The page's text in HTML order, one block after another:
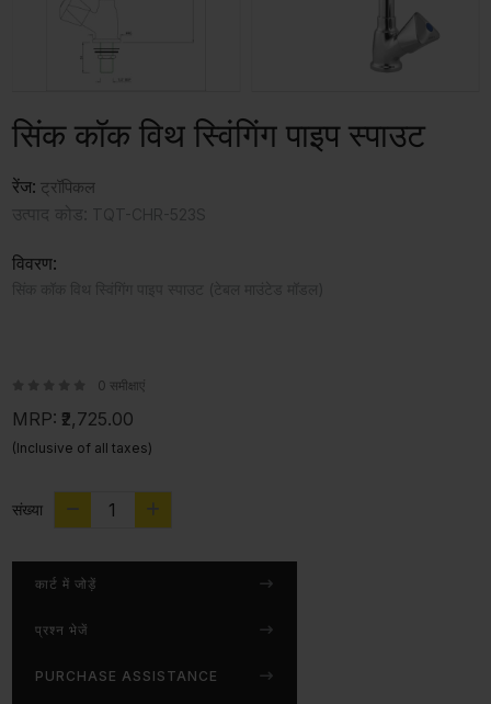
सिंक कॉक विथ स्विंगिंग पाइप स्पाउट
रेंज: ट्रॉपिकल
विवरण:
0 समीक्षाएं
MRP: ₹2,725.00
(Inclusive of all taxes)
संख्या
कार्ट में जोड़ें
प्रश्न भेजें
PURCHASE ASSISTANCE